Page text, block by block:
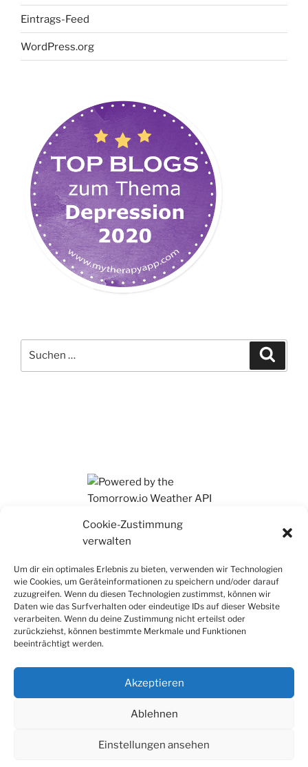
Cookie-Zustimmung
verwalten
Um dir ein optimales Erlebnis zu bieten, verwenden wir Technologien
wie Cookies, um Geräteinformationen zu speichern und/oder darauf
zuzugreifen. Wenn du diesen Technologien zustimmst, können wir
Daten wie das Surfverhalten oder eindeutige IDs auf dieser Website
verarbeiten. Wenn du deine Zustimmung nicht erteilst oder
zurückziehst, können bestimmte Merkmale und Funktionen
beeinträchtigt werden.
Akzeptieren
Ablehnen
Einstellungen ansehen
Eintrags-Feed
WordPress.org
nach: